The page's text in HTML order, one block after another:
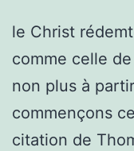
le Christ
comme celle de
non plus à
commençons
citation de